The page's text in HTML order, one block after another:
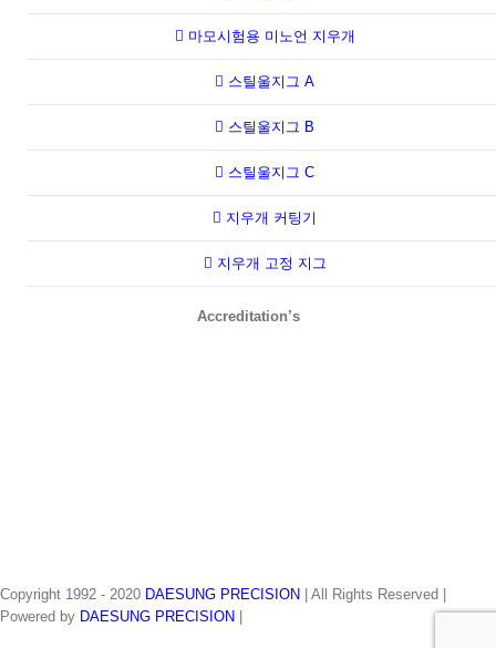
마모시험용 미노언 지우개
스틸울지그 A
스틸울지그 B
스틸울지그 C
지우개 커팅기
지우개 고정 지그
Accreditation’s
Copyright 1992 - 2020 DAESUNG PRECISION | All Rights Reserved |
Powered by DAESUNG PRECISION